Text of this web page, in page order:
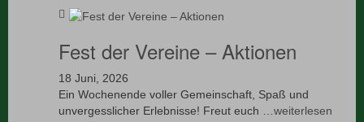
Fest der Vereine – Aktionen
18 Juni, 2026
Ein Wochenende voller Gemeinschaft, Spaß und
unvergesslicher Erlebnisse! Freut euch … weiterlesen